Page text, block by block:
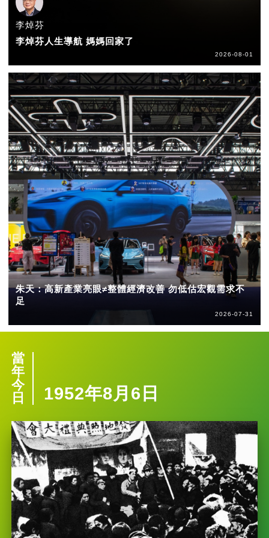
李焯芬
李焯芬人生導航 媽媽回家了
2026-08-01
朱天：高新產業亮眼≠整體經濟改善 勿低估宏觀需求不
足
2026-07-31
當
年
今
日
1952年8月6日